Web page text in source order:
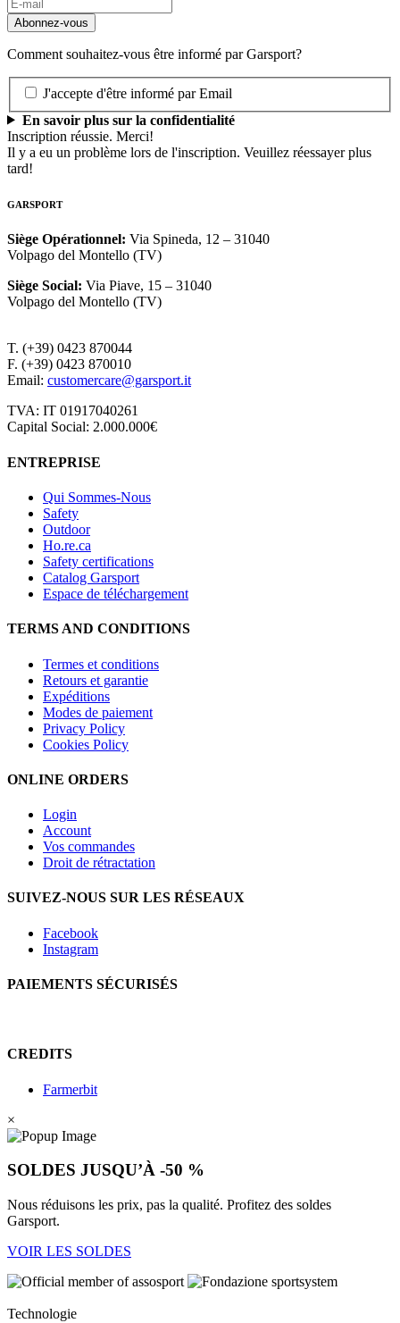
Comment souhaitez-vous être informé par Garsport?
J'accepte d'être informé par Email
En savoir plus sur la confidentialité
Inscription réussie. Merci!
Il y a eu un problème lors de l'inscription. Veuillez réessayer plus
tard!
GARSPORT
Siège Opérationnel: Via Spineda, 12 – 31040
Volpago del Montello (TV)
Siège Social: Via Piave, 15 – 31040
Volpago del Montello (TV)
T. (+39) 0423 870044
F. (+39) 0423 870010
Email: customercare@garsport.it
TVA: IT 01917040261
Capital Social: 2.000.000€
ENTREPRISE
Qui Sommes-Nous
Safety
Outdoor
Ho.re.ca
Safety certifications
Catalog Garsport
Espace de téléchargement
TERMS AND CONDITIONS
Termes et conditions
Retours et garantie
Expéditions
Modes de paiement
Privacy Policy
Cookies Policy
ONLINE ORDERS
Login
Account
Vos commandes
Droit de rétractation
SUIVEZ-NOUS SUR LES RÉSEAUX
Facebook
Instagram
PAIEMENTS SÉCURISÉS
CREDITS
Farmerbit
×
SOLDES JUSQU’À -50 %
Nous réduisons les prix, pas la qualité. Profitez des soldes
Garsport.
VOIR LES SOLDES
Technologie